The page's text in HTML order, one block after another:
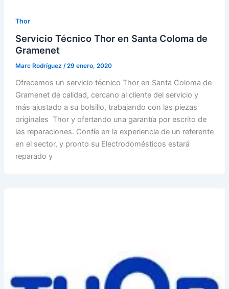
Thor
Servicio Técnico Thor en Santa Coloma de
Gramenet
Marc Rodríguez /29 enero, 2020
Ofrecemos un servicio técnico Thor en Santa Coloma de
Gramenet de calidad, cercano al cliente del servicio y
más ajustado a su bolsillo, trabajando con las piezas
originales Thor y ofertando una garantía por escrito de
las reparaciones. Confíe en la experiencia de un referente
en el sector, y pronto su Electrodomésticos estará
reparado y